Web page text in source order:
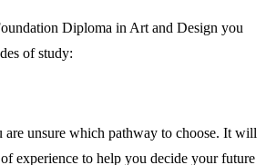
Diploma in Art and Design you
of study:
are unsure which pathway to choose. It will
experience to help you decide your future